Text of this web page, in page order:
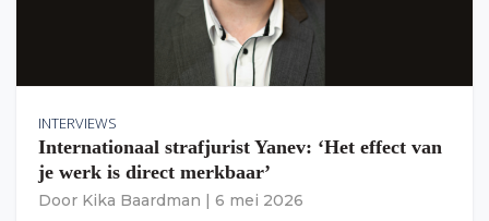
INTERVIEWS
Internationaal strafjurist Yanev: ‘Het effect van
je werk is direct merkbaar’
Door Kika Baardman 6 mei 2026